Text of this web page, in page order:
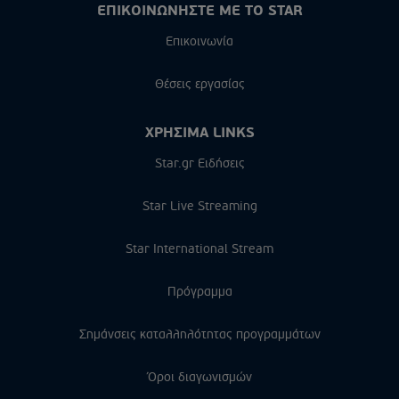
ΕΠΙΚΟΙΝΩΝΗΣΤΕ ΜΕ ΤΟ STAR
Επικοινωνία
Θέσεις εργασίας
ΧΡΗΣΙΜΑ LINKS
Star.gr Ειδήσεις
Star Live Streaming
Star International Stream
Πρόγραμμα
Σημάνσεις καταλληλότητας προγραμμάτων
Όροι διαγωνισμών